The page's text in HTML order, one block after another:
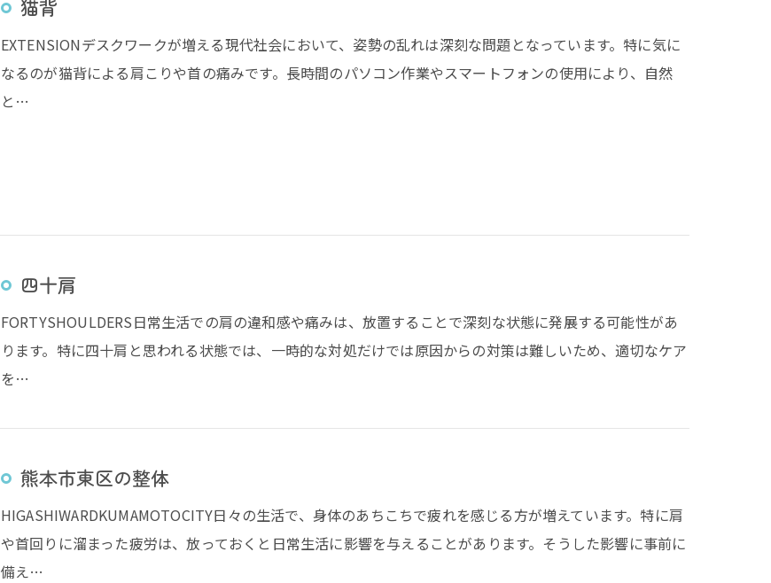
猫背
EXTENSIONデスクワークが増える現代社会において、姿勢の乱れは深刻な問題となっています。特に気に
なるのが猫背による肩こりや首の痛みです。長時間のパソコン作業やスマートフォンの使用により、自然
と…
四十肩
FORTYSHOULDERS日常生活での肩の違和感や痛みは、放置することで深刻な状態に発展する可能性があ
ります。特に四十肩と思われる状態では、一時的な対処だけでは原因からの対策は難しいため、適切なケア
を…
熊本市東区の整体
HIGASHIWARDKUMAMOTOCITY日々の生活で、身体のあちこちで疲れを感じる方が増えています。特に肩
や首回りに溜まった疲労は、放っておくと日常生活に影響を与えることがあります。そうした影響に事前に
備え…